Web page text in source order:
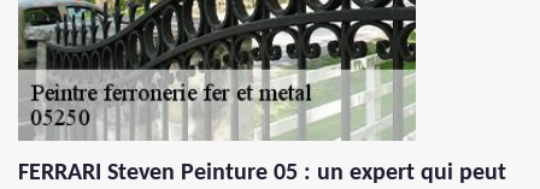
FERRARI Steven Peinture 05 : un expert qui peut